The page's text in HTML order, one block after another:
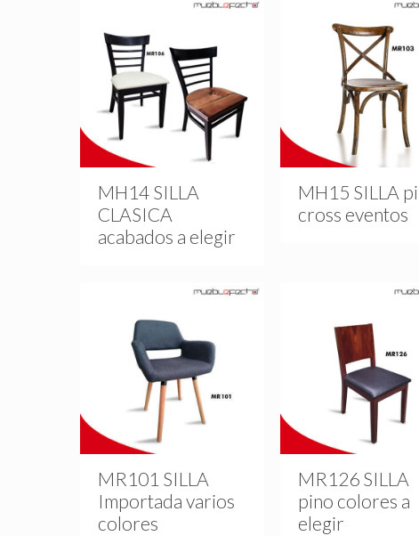
MH14 SILLA
CLASICA
acabados a elegir
MH15 SILLA
cross eventos
MR101 SILLA
Importada varios
colores
MR126 SILLA
pino colores a
elegir